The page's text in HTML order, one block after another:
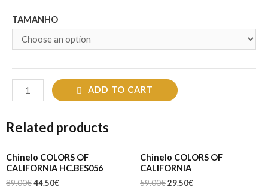
TAMANHO
ADD TO CART
Related products
Chinelo COLORS OF
CALIFORNIA HC.BES056
89.00€44.50€
Chinelo COLORS OF
CALIFORNIA
59.00€29.50€